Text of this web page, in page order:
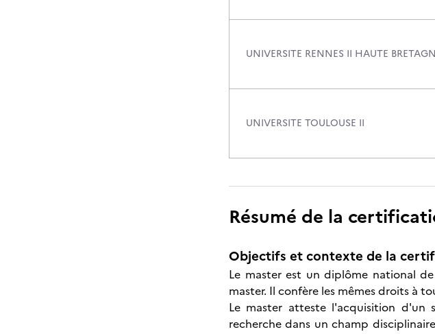
UNIVERSITE RENNES II HAUTE
UNIVERSITE TOULOUSE II
Résumé de la
Objectifs et contexte de la
Le master est un diplôme national
master. Il confère les mêmes droits à
Le master atteste l'acquisition d'un
recherche dans un champ